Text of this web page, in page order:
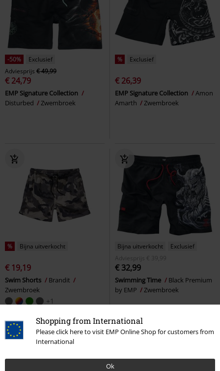
Shopping from International
Please click here to visit EMP Online Shop for customers from
International
Ok
-50%
Exclusief
Adviesprijs € 49,99
€ 24,79
EMP Signature Collection
Disturbed
Zwembroek
% Exclusief
€ 26,39
EMP Signature Collection
Amon
Amarth
Zwembroek
% Bijna uitverkocht
€ 19,19
Swim Shorts
Brandit
Zwembroek
+1
Bijna uitverkocht
Exclusief
Adviesprijs
€ 39,99
€ 32,99
Swimming Time
Black Premium
by EMP
Zwembroek